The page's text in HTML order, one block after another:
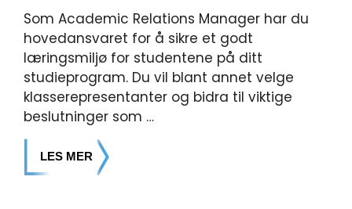
Som Academic Relations Manager har du
hovedansvaret for å sikre et godt
læringsmiljø for studentene på ditt
studieprogram. Du vil blant annet velge
klasserepresentanter og bidra til viktige
beslutninger som …
LES MER